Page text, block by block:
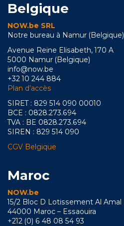
Belgique
NOW.be SRL
Notre bureau à Namur (Belgique)
Avenue Reine Elisabeth, 170 A
5000 Namur (Belgique)
info@now.be
+32 10 244 884
Plan d’accès
SIRET : 829 514 090 00010
BCE : 0828.273.694
TVA : BE 0828.273.694
SIREN : 829 514 090
CGV Belgique
Maroc
NOW.be
15/2 Bloc D Lotissement Al Amal
44000 Maroc – Essaouira
+212 (0) 6 48 08 54 93